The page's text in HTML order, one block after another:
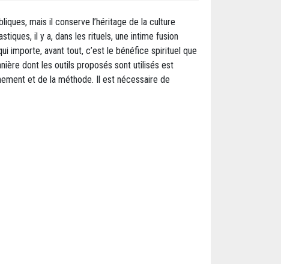
mais il conserve l’héritage de la culture
il y a, dans les rituels, une intime fusion
importe, avant tout, c’est le bénéfice spirituel que
dont les outils proposés sont utilisés est
et de la méthode. Il est nécessaire de